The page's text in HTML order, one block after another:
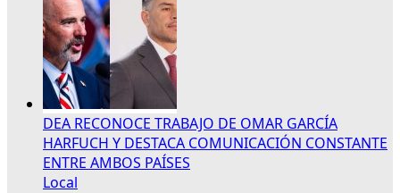
DEA RECONOCE TRABAJO DE OMAR GARCÍA
HARFUCH Y DESTACA COMUNICACIÓN CONSTANTE
ENTRE AMBOS PAÍSES
Local